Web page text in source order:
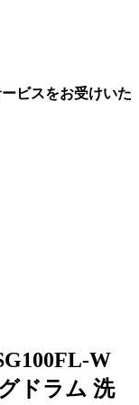
ビスをお受けいた
W
ドラム 洗